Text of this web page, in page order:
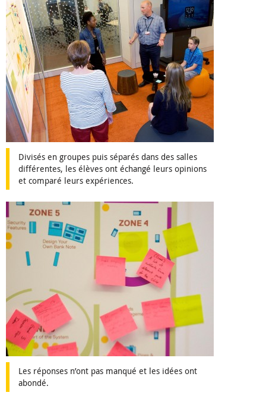
Divisés en groupes puis séparés dans des salles
différentes, les élèves ont échangé leurs opinions
et comparé leurs expériences.
Les réponses n’ont pas manqué et les idées ont
abondé.